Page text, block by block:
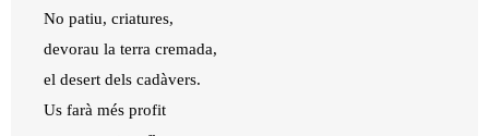
No patiu, criatures,
devorau la terra cremada,
el desert dels cadàvers.
Us farà més profit